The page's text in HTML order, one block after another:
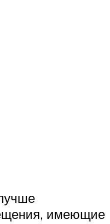
имеющие